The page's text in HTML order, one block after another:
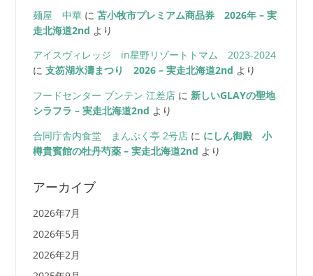
麺屋 中華に 苫小牧市プレミアム商品券 2026年 – 実
走北海道2nd より
アイスヴィレッジ in星野リゾートトマム 2023-2024
に 支笏湖氷濤まつり 2026 – 実走北海道2nd より
フードセンター ブンテン 江差店に 新しいGLAYの聖地
シラフラ – 実走北海道2nd より
合同庁舎内食堂 まんぷく亭 2号店に にしん御殿 小
樽貴賓館の牡丹芍薬 – 実走北海道2nd より
アーカイブ
2026年7月
2026年5月
2026年2月